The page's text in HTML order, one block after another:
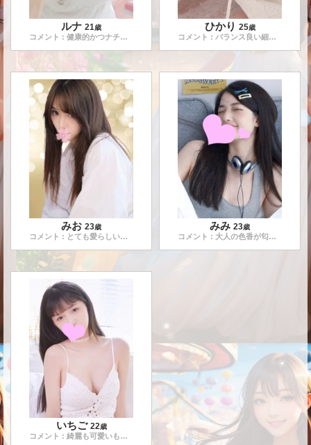
ルナ 21歳
コメント : 健康的かつナチュラルで、性格も明るくとっても親 ...
ひかり 25歳
コメント : バランス良い細身のスタイルに透き通るような美白
みお 23歳
コメント : とても愛らしいお顔立ちから想像される通り愛嬌も ...
みみ 23歳
コメント : 大人の色香が匂い立つ艶やかなエステティシャンで
いちご 22歳
コメント : 綺麗も可愛いもどちらも兼ね備えた、キレカワ系セ